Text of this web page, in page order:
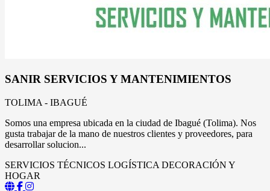
SANIR SERVICIOS Y MANTENIMIENTOS
TOLIMA - IBAGUÉ
Somos una empresa ubicada en la ciudad de Ibagué (Tolima). Nos
gusta trabajar de la mano de nuestros clientes y proveedores, para
desarrollar solucion...
SERVICIOS TÉCNICOS LOGÍSTICA DECORACIÓN Y
HOGAR